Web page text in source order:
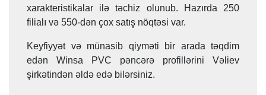
xarakteristikalar ilə təchiz olunub. Hazırda 250
filialı və 550-dən çox satış nöqtəsi var.
Keyfiyyət və münasib qiyməti bir arada təqdim
edən Winsa PVC pəncərə profillərini Vəliev
şirkətindən əldə edə bilərsiniz.